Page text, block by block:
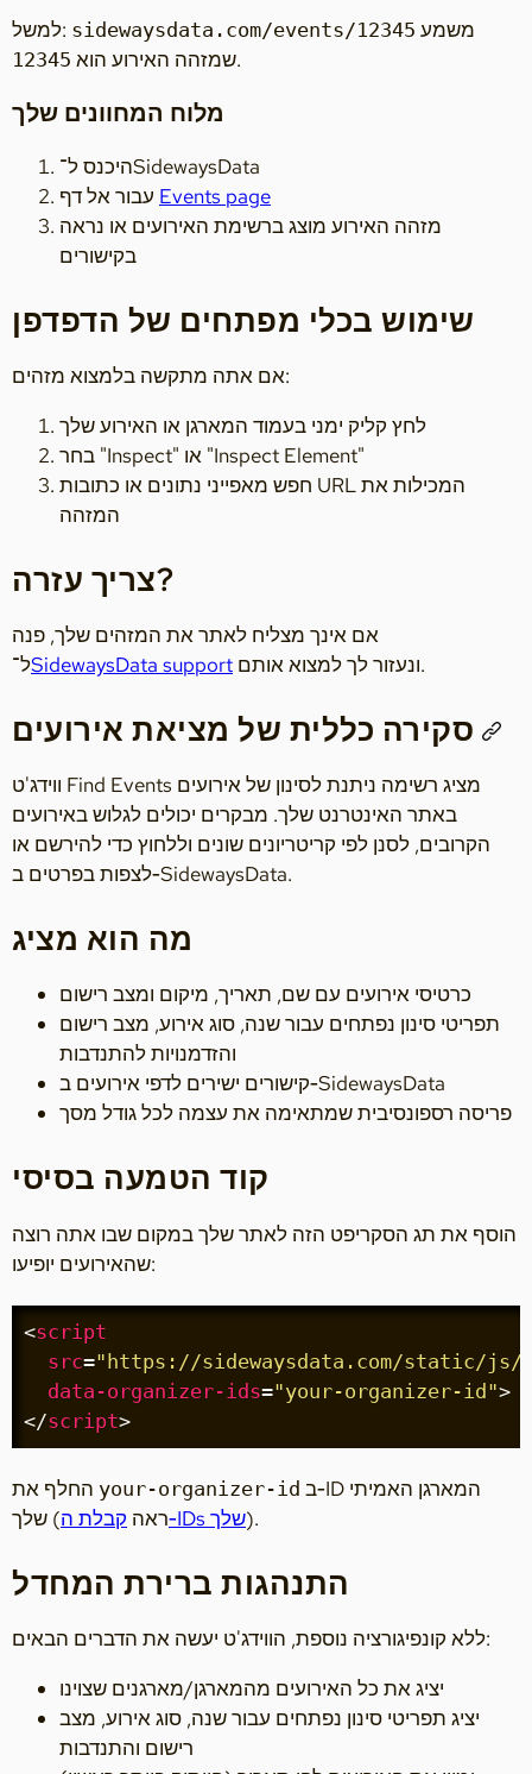
למשל: sidewaysdata.com/events/12345
שמזהה האירוע הוא 12345 .
מלוח המחוונים שלך
היכנס ל־SidewaysData
Events page
מזהה האירוע מוצג ברשימת האירועים או נראה
בקישורים
שימוש בכלי מפתחים של הדפדפן
אם אתה מתקשה בלמצוא מזהים:
לחץ קליק ימני בעמוד המארגן או האירוע שלך
בחר "Inspect" או "Inspect Element"
חפש מאפייני נתונים או כתובות URL המכילות את
המזהה
צריך עזרה?
אם אינך מצליח לאתר את המזהים שלך, פנה
ל־SidewaysData support ונעזור לך למצוא אותם.
ווידג'ט Find Events מציג רשימה ניתנת לסינון של אירועים
באתר האינטרנט שלך. מבקרים יכולים לגלוש באירועים
הקרובים, לסנן לפי קריטריונים שונים וללחוץ כדי להירשם או
לצפות בפרטים ב‑SidewaysData.
מה הוא מציג
כרטיסי אירועים עם שם, תאריך, מיקום ומצב רישום
תפריטי סינון נפתחים עבור שנה, סוג אירוע, מצב רישום
והזדמנויות להתנדבות
קישורים ישירים לדפי אירועים ב‑SidewaysData
פריסה רספונסיבית שמתאימה את עצמה לכל גודל מסך
קוד הטמעה בסיסי
הוסף את תג הסקריפט הזה לאתר שלך במקום שבו אתה רוצה
שהאירועים יופיעו:
<script
src="https://sidewaysdata.com/static/js/
data-organizer-ids="your-organizer-id">
</script>
your-organizer-id
שלך (ראה
קבלת ה‑IDs שלך).
התנהגות ברירת המחדל
ללא קונפיגורציה נוספת, הווידג'ט יעשה את הדברים הבאים:
יציג את כל האירועים מהמארגן/מארגנים שצוינו
יציג תפריטי סינון נפתחים עבור שנה, סוג אירוע, מצב
רישום והתנדבות